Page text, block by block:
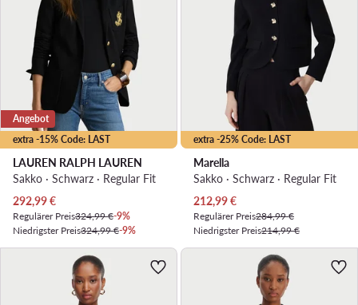
extra -15% Code: LAST
Angebot
LAUREN RALPH LAUREN
Sakko · Schwarz · Regular Fit
Aktueller Preis
292,99€
Regulärer Preis324,99 €-9%
Niedrigster Preis324,99 €-9%
extra -25% Code: LAST
Marella
Sakko · Schwarz · Regular Fit
Aktueller Preis
212,99€
Regulärer Preis284,99 €
Niedrigster Preis214,99 €